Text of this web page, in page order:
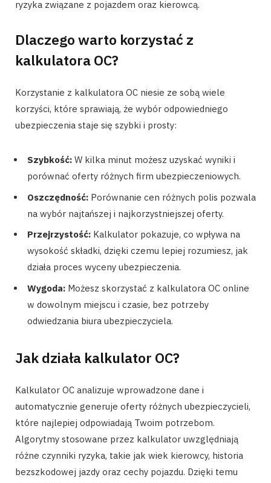
ryzyka związane z pojazdem oraz kierowcą.
Dlaczego warto korzystać z
kalkulatora OC?
Korzystanie z kalkulatora OC niesie ze sobą wiele
korzyści, które sprawiają, że wybór odpowiedniego
ubezpieczenia staje się szybki i prosty:
Szybkość: W kilka minut możesz uzyskać wyniki i
porównać oferty różnych firm ubezpieczeniowych.
Oszczędność: Porównanie cen różnych polis pozwala
na wybór najtańszej i najkorzystniejszej oferty.
Przejrzystość: Kalkulator pokazuje, co wpływa na
wysokość składki, dzięki czemu lepiej rozumiesz, jak
działa proces wyceny ubezpieczenia.
Wygoda: Możesz skorzystać z kalkulatora OC online
w dowolnym miejscu i czasie, bez potrzeby
odwiedzania biura ubezpieczyciela.
Jak działa kalkulator OC?
Kalkulator OC analizuje wprowadzone dane i
automatycznie generuje oferty różnych ubezpieczycieli,
które najlepiej odpowiadają Twoim potrzebom.
Algorytmy stosowane przez kalkulator uwzględniają
różne czynniki ryzyka, takie jak wiek kierowcy, historia
bezszkodowej jazdy oraz cechy pojazdu. Dzięki temu